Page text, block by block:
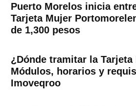
Puerto Morelos inicia
Tarjeta Mujer
de 1,300 pesos
¿Dónde tramitar la Tarjeta
Módulos, horarios y
Imoveqroo